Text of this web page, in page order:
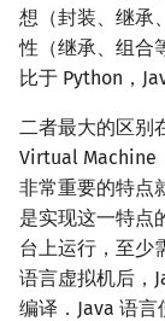
想（封装、继承
性（继承、组合
比于 Python，
二者最大的区别
Virtual Machine
非常重要的特点
是实现这一特点
台上运行，至少
语言虚拟机后，
编译．Java 语